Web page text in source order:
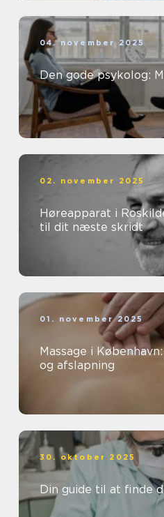
04. november 2025
Den gode psykolog:
02. november 2025
Høreapparat i
til dit næste skridt
01. november 2025
Massage i
og afslapning
30. oktober 2025
Din guide til at finde